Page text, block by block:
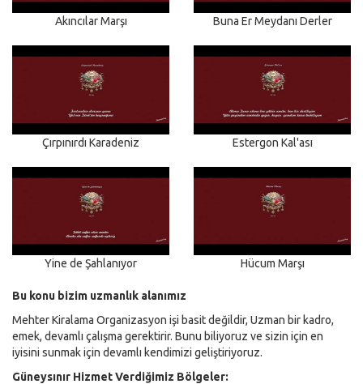
Akıncılar Marşı Buna Er Meydanı Derler
Çırpınırdı Karadeniz Estergon Kal'ası
Yine de Şahlanıyor Hücum Marşı
Bu konu bizim uzmanlık alanımız
Mehter Kiralama Organizasyon işi basit değildir, Uzman bir kadro,
emek, devamlı çalışma gerektirir. Bunu biliyoruz ve sizin için en
iyisini sunmak için devamlı kendimizi geliştiriyoruz.
Güneysınır Hizmet Verdiğimiz Bölgeler: